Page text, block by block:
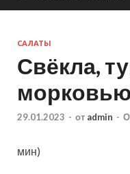
САЛАТЫ
Свёкла,
29.01.2023 - от admin -
мин)